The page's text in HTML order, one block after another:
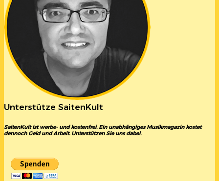
Unterstütze SaitenKult
SaitenKult ist werbe- und kostenfrei. Ein unabhängiges Musikmagazin kostet
dennoch Geld und Arbeit. Unterstützen Sie uns dabei.